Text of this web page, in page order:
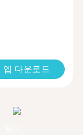
앱 다운로드